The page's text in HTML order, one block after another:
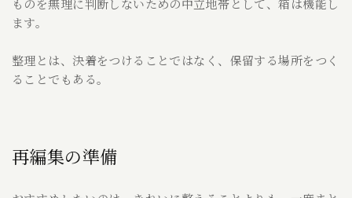
ものを無理に判断しないための中立地帯として、箱は機能し
ます。
整理とは、決着をつけることではなく、保留する場所をつく
ることでもある。
再編集の準備